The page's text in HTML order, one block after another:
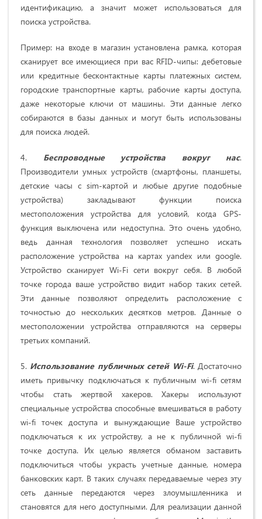
идентификацию, а значит может использоваться для
поиска устройства.
Пример: на входе в магазин установлена рамка, которая
сканирует все имеющиеся при вас RFID-чипы: дебетовые
или кредитные бесконтактные карты платежных систем,
городские транспортные карты, рабочие карты доступа,
даже некоторые ключи от машины. Эти данные легко
собираются в базы данных и могут быть использованы
для поиска людей.
4. Беспроводные устройства вокруг нас.
Производители умных устройств (смартфоны, планшеты,
детские часы с sim-картой и любые другие подобные
устройства) закладывают функции поиска
местоположения устройства для условий, когда GPS-
функция выключена или недоступна. Это очень удобно,
ведь данная технология позволяет успешно искать
расположение устройства на картах yandex или google.
Устройство сканирует Wi-Fi сети вокруг себя. В любой
точке города ваше устройство видит набор таких сетей.
Эти данные позволяют определить расположение с
точностью до нескольких десятков метров. Данные о
местоположении устройства отправляются на серверы
третьих компаний.
5. Использование публичных сетей Wi-Fi. Достаточно
иметь привычку подключаться к публичным wi-fi сетям
чтобы стать жертвой хакеров. Хакеры используют
специальные устройства способные вмешиваться в работу
wi-fi точек доступа и вынуждающие Ваше устройство
подключаться к их устройству, а не к публичной wi-fi
точке доступа. Их целью является обманом заставить
подключиться чтобы украсть учетные данные, номера
банковских карт. В таких случаях передаваемые через эту
сеть данные передаются через злоумышленника и
становятся для него доступными. Для реализации данной